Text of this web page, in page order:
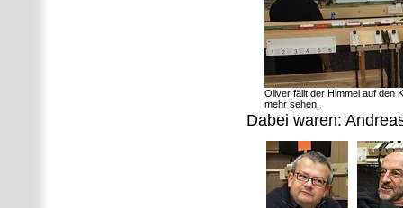
Oliver fällt der Himmel auf den
mehr sehen.
Dabei waren: